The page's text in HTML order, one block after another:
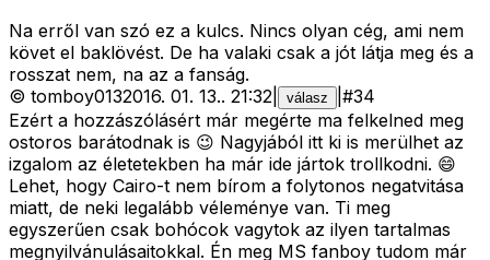
Na erről van szó ez a kulcs. Nincs olyan cég, ami nem
követ el baklövést. De ha valaki csak a jót látja meg és a
rosszat nem, na az a fanság.
© tomboy0132016. 01. 13.. 21:32 válasz #34
Ezért a hozzászólásért már megérte ma felkelned meg
ostoros barátodnak is 😉 Nagyjából itt ki is merülhet az
izgalom az életetekben ha már ide jártok trollkodni. 😄
Lehet, hogy Cairo-t nem bírom a folytonos negatvitása
miatt, de neki legalább véleménye van. Ti meg
egyszerűen csak bohócok vagytok az ilyen tartalmas
megnyilvánulásaitokkal. Én meg MS fanboy tudom már